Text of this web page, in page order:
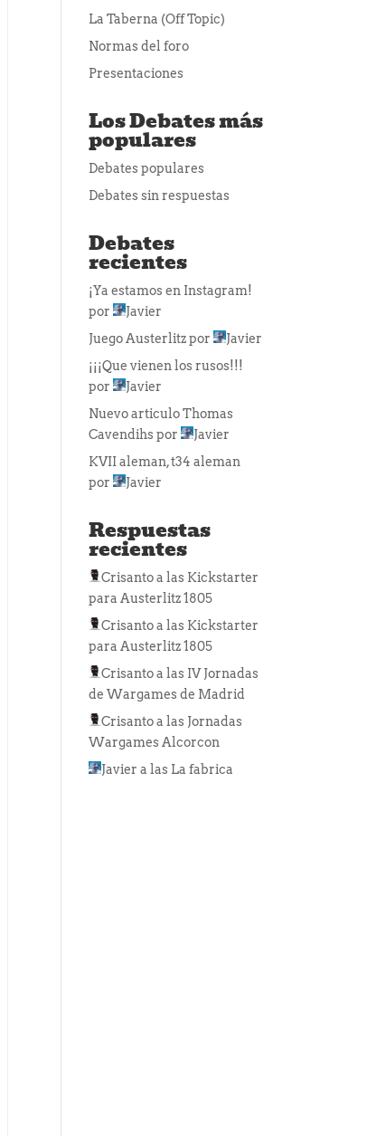
La Taberna (Off Topic)
Normas del foro
Presentaciones
Los Debates más
populares
Debates populares
Debates sin respuestas
Debates
recientes
¡Ya estamos en Instagram!
por
Javier
Juego Austerlitzpor
Javier
¡¡¡Que vienen los rusos!!!
por
Javier
Nuevo articulo Thomas
Cavendihspor
Javier
KVII aleman, t34 aleman
por
Javier
Respuestas
recientes
Crisantoa las Kickstarter
para Austerlitz 1805
Crisantoa las Kickstarter
para Austerlitz 1805
Crisantoa las IV Jornadas
de Wargames de Madrid
Crisantoa las Jornadas
Wargames Alcorcon
Javier a las La fabrica